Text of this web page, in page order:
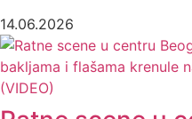
14.06.2026